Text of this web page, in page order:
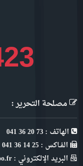
مصلحة التحرير :
الهاتف : 73 20 36 041
الفـاكس : 25 14 36 041
البريد الإلكتروني : djoumhouria@yahoo.fr